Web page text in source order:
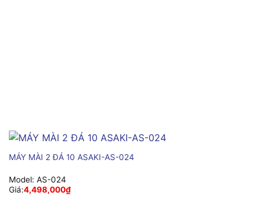
MÁY MÀI 2 ĐÁ 10 ASAKI-AS-024
Model: AS-024
Giá:4,498,000₫